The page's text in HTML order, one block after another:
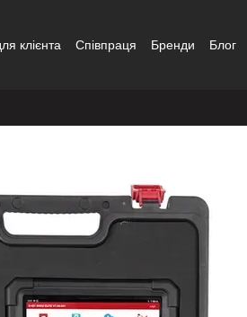
клієнта Співпраця Бренди Блог